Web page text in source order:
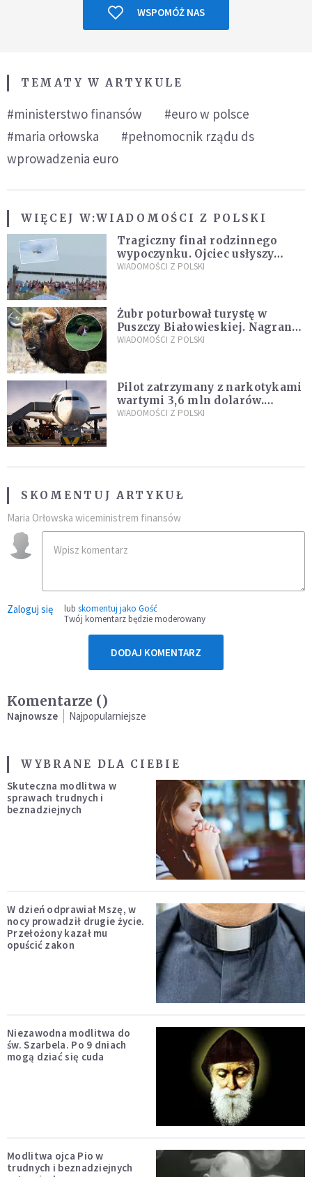
WSPOMÓŻ NAS
TEMATY W ARTYKULE
#ministerstwo finansów
#euro w polsce
#maria orłowska
#pełnomocnik rządu ds
wprowadzenia euro
WIĘCEJ W:WIADOMOŚCI Z POLSKI
Tragiczny finał rodzinnego
wypoczynku. Ojciec usłyszy
zarzuty
WIADOMOŚCI Z POLSKI
Żubr poturbował turystę w
Puszczy Białowieskiej. Nagranie
daje do myślenia
WIADOMOŚCI Z POLSKI
Pilot zatrzymany z narkotykami
wartymi 3,6 mln dolarów.
Śledczy podejrzewają, że latał
WIADOMOŚCI Z POLSKI
SKOMENTUJ ARTYKUŁ
Maria Orłowska wiceministrem finansów
Zaloguj się lub skomentuj jako Gość
Twój komentarz będzie moderowany
DODAJ KOMENTARZ
Komentarze ()
Najnowsze Najpopularniejsze
WYBRANE DLA CIEBIE
Skuteczna modlitwa w
sprawach trudnych i
beznadziejnych
W dzień odprawiał Mszę, w
nocy prowadził drugie życie.
Przełożony kazał mu
opuścić zakon
Niezawodna modlitwa do
św. Szarbela. Po 9 dniach
mogą dziać się cuda
Modlitwa ojca Pio w
trudnych i beznadziejnych